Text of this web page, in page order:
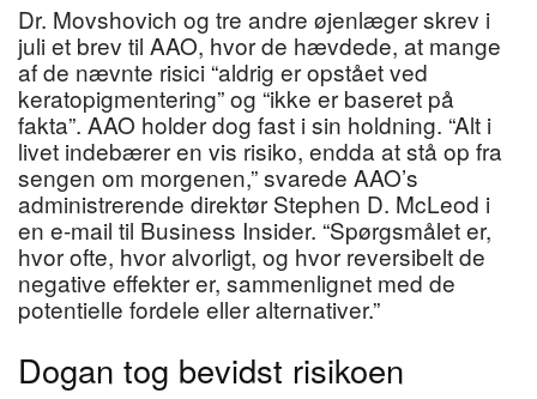
Dr. Movshovich og tre andre øjenlæger skrev i
juli et brev til AAO, hvor de hævdede, at mange
af de nævnte risici “aldrig er opstået ved
keratopigmentering” og “ikke er baseret på
fakta”. AAO holder dog fast i sin holdning. “Alt i
livet indebærer en vis risiko, endda at stå op fra
sengen om morgenen,” svarede AAO’s
administrerende direktør Stephen D. McLeod i
en e-mail til Business Insider. “Spørgsmålet er,
hvor ofte, hvor alvorligt, og hvor reversibelt de
negative effekter er, sammenlignet med de
potentielle fordele eller alternativer.”
Dogan tog bevidst risikoen